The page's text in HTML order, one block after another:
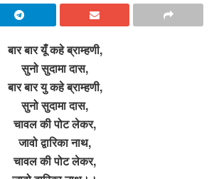
बार बार यूँ कहे ब्राम्हणी,
सुनो सुदामा दास,
बार बार यु कहे ब्राम्हणी,
सुनो सुदामा दास,
चावल की पोट लेकर,
जावो द्वारिका नाथ,
चावल की पोट लेकर,